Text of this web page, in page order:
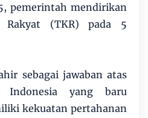
pemerintah mendirikan
Rakyat (TKR) pada 5
sebagai jawaban atas
Indonesia yang baru
kekuatan pertahanan